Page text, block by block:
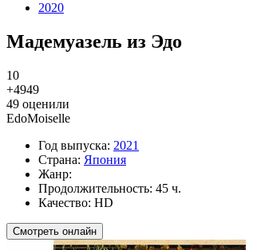
2020
Мадемуазель из Эдо
10
+4949
49 оценили
EdoMoiselle
Год выпуска: 2021
Страна: Япония
Жанр:
Продолжительность: 45 ч.
Качество: HD
Смотреть онлайн